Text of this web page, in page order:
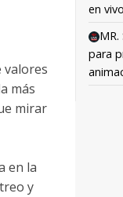
valores
más
mirar
en la
y
en
MR.
para